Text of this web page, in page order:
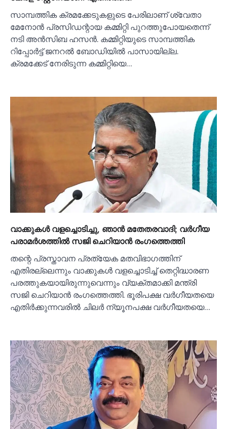
സാമ്പത്തിക ക്രമക്കേടുകളുടെ പേരിലാണ് ശ്വേതാ
മേനോൻ പ്രസിഡന്റായ കമ്മിറ്റി പുറത്തുപോയതെന്ന്
നടി അൻസിബ ഹസൻ. കമ്മിറ്റിയുടെ സാമ്പത്തിക
റിപ്പോർട്ട് ജനറല്‍ ബോഡിയില്‍ പാസായില്ല.
ക്രമക്കേട് നേരിടുന്ന കമ്മിറ്റിയെ…
വാക്കുകള്‍ വളച്ചൊടിച്ചു, ഞാൻ മതേതരവാദി; വര്‍ഗീയ
പരാമര്‍ശത്തില്‍ സജി ചെറിയാൻ രംഗത്തെത്തി
തന്റെ പ്രസ്താവന പ്രത്യേക മതവിഭാഗത്തിന്
എതിരല്ലെന്നും വാക്കുകള്‍ വളച്ചൊടിച്ച്‌ തെറ്റിദ്ധാരണ
പരത്തുകയായിരുന്നുവെന്നും വ്യക്തമാക്കി മന്ത്രി
സജി ചെറിയാൻ രംഗത്തെത്തി. ഭൂരിപക്ഷ വർഗീയതയെ
എതിർക്കുന്നവരില്‍ ചിലർ ന്യൂനപക്ഷ വർഗീയതയെ…